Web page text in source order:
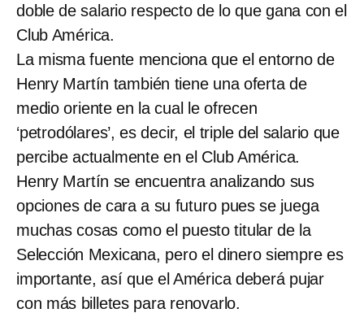
doble de salario respecto de lo que gana con el
Club América.
La misma fuente menciona que el entorno de
Henry Martín también tiene una oferta de
medio oriente en la cual le ofrecen
‘petrodólares’, es decir, el triple del salario que
percibe actualmente en el Club América.
Henry Martín se encuentra analizando sus
opciones de cara a su futuro pues se juega
muchas cosas como el puesto titular de la
Selección Mexicana, pero el dinero siempre es
importante, así que el América deberá pujar
con más billetes para renovarlo.